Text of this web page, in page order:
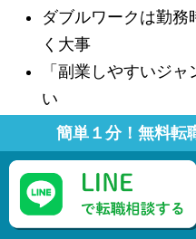
ダブルワークは勤
く大事
「副業しやすいジ
い
という4つが基本です。
「どんな副業が向いて
が気になる方は、
簡単１分！無料転